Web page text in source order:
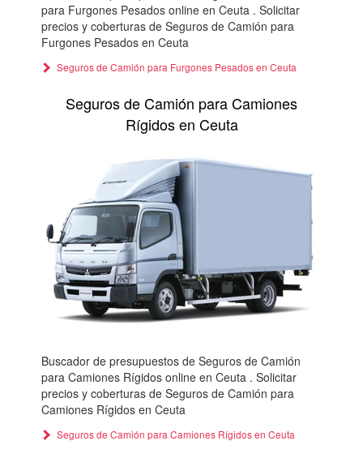
para Furgones Pesados online en Ceuta . Solicitar
precios y coberturas de Seguros de Camión para
Furgones Pesados en Ceuta
Seguros de Camión para Furgones Pesados en Ceuta
Seguros de Camión para Camiones
Rígidos en Ceuta
Buscador de presupuestos de Seguros de Camión
para Camiones Rígidos online en Ceuta . Solicitar
precios y coberturas de Seguros de Camión para
Camiones Rígidos en Ceuta
Seguros de Camión para Camiones Rígidos en Ceuta